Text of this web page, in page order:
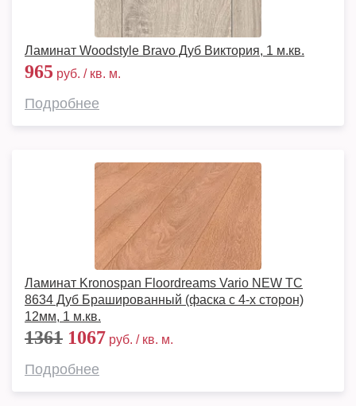
Ламинат Woodstyle Bravo Дуб Виктория, 1 м.кв.
965 руб. / кв. м.
Подробнее
Ламинат Kronospan Floordreams Vario NEW TC
8634 Дуб Брашированный (фаска с 4-х сторон)
12мм, 1 м.кв.
1361 1067 руб. / кв. м.
Подробнее